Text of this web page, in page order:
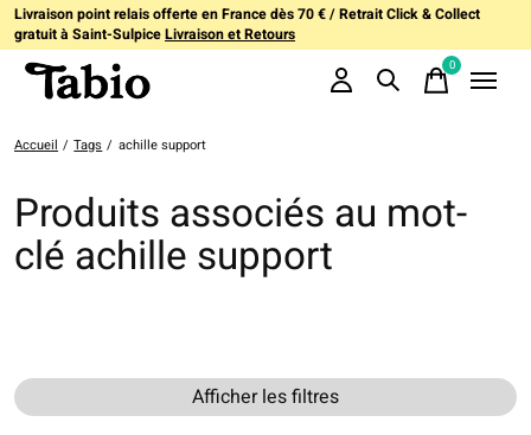
Livraison point relais offerte en France dès 70 € / Retrait Click & Collect
gratuit à Saint-SulpiceLivraison et Retours
0items
Accueil / Tags / achille support
Produits associés au mot-
clé achille support
Afficher les filtres